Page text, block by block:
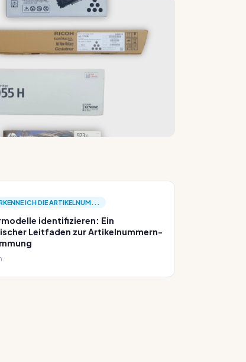
ICH DIE ARTIKELNUM...
identifizieren: Ein
Leitfaden zur Artikelnummern-